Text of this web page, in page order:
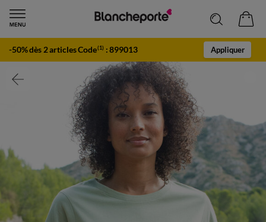
-50% dès 2 articles Code(1) :899013 Appliquer